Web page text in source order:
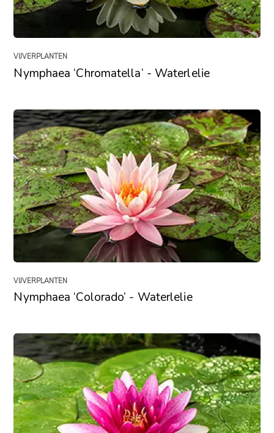
VIJVERPLANTEN
Nymphaea ‘Chromatella’ - Waterlelie
VIJVERPLANTEN
Nymphaea ‘Colorado’ - Waterlelie